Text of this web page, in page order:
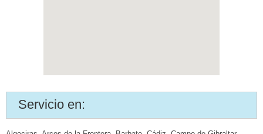
Servicio en: